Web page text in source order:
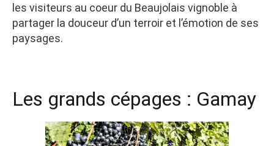
les visiteurs au coeur du Beaujolais vignoble à
partager la douceur d’un terroir et l’émotion de ses
paysages.
Les grands cépages : Gamay